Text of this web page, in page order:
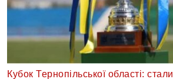
Кубок Тернопільської області: